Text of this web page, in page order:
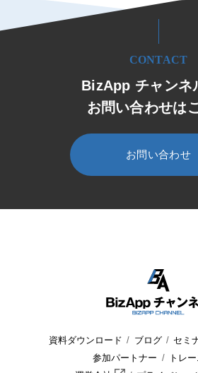
CONTACT
BizApp チャンネ
お問い合わせは
お問い合わせ
資料ダウンロード ブログ
セミ
参加パートナー
トレ